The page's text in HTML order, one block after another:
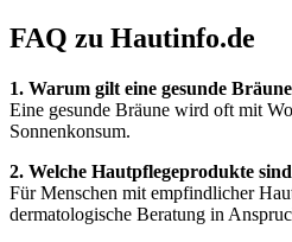
FAQ zu Hautinfo.de
1. Warum gilt eine gesunde
Eine gesunde Bräune wird oft mit
Sonnenkonsum.
2. Welche Hautpflegeprodukte
Für Menschen mit empfindlicher
dermatologische Beratung in